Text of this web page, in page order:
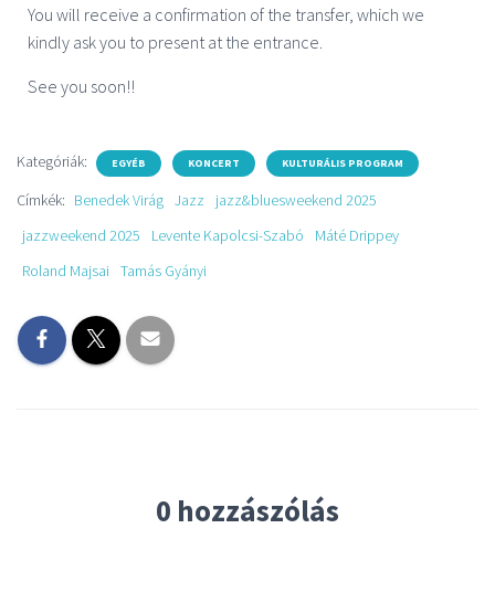
You will receive a confirmation of the transfer, which we
kindly ask you to present at the entrance.
See you soon!!
Kategóriák: EGYÉB KONCERT KULTURÁLIS PROGRAM
Címkék: Benedek Virág Jazz
jazz&bluesweekend 2025
jazzweekend 2025
Levente Kapolcsi-Szabó
Máté Drippey
Roland Majsai
Tamás Gyányi
0 hozzászólás